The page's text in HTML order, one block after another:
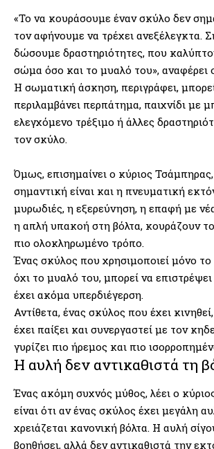
«Το να κουράσουμε έναν σκύλο δεν
τον αφήνουμε να τρέχει ανεξέλεγκτα.
δώσουμε δραστηριότητες, που
σώμα όσο και το μυαλό του», αναφέρει
Η σωματική άσκηση, περιγράφει,
περιλαμβάνει περπάτημα, παιχνίδι με
ελεγχόμενο τρέξιμο ή άλλες
τον σκύλο.
Όμως, επισημαίνει ο κύριος
σημαντική είναι και η πνευματική
μυρωδιές, η εξερεύνηση, η επαφή με
η απλή υπακοή στη βόλτα, κουράζουν
πιο ολοκληρωμένο τρόπο.
Ένας σκύλος που χρησιμοποιεί μόνο
όχι το μυαλό του, μπορεί να επιστρέψει
έχει ακόμα υπερδιέγερση.
Αντίθετα, ένας σκύλος που έχει
έχει παίξει και συνεργαστεί με τον
γυρίζει πιο ήρεμος και πιο
Η αυλή δεν αντικαθιστά τη
Ένας ακόμη συχνός μύθος, λέει ο
είναι ότι αν ένας σκύλος έχει μεγάλη
χρειάζεται κανονική βόλτα. Η αυλή
βοηθήσει, αλλά δεν αντικαθιστά την